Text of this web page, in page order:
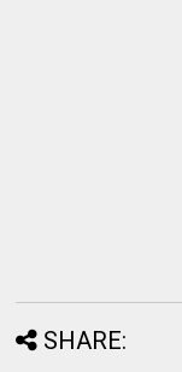
SHARE: